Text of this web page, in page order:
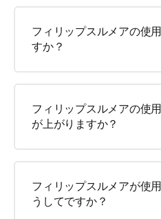
フィリップスルメアの使
すか？
フィリップスルメアの使
が上がりますか？
フィリップスルメアが使
うしてですか？